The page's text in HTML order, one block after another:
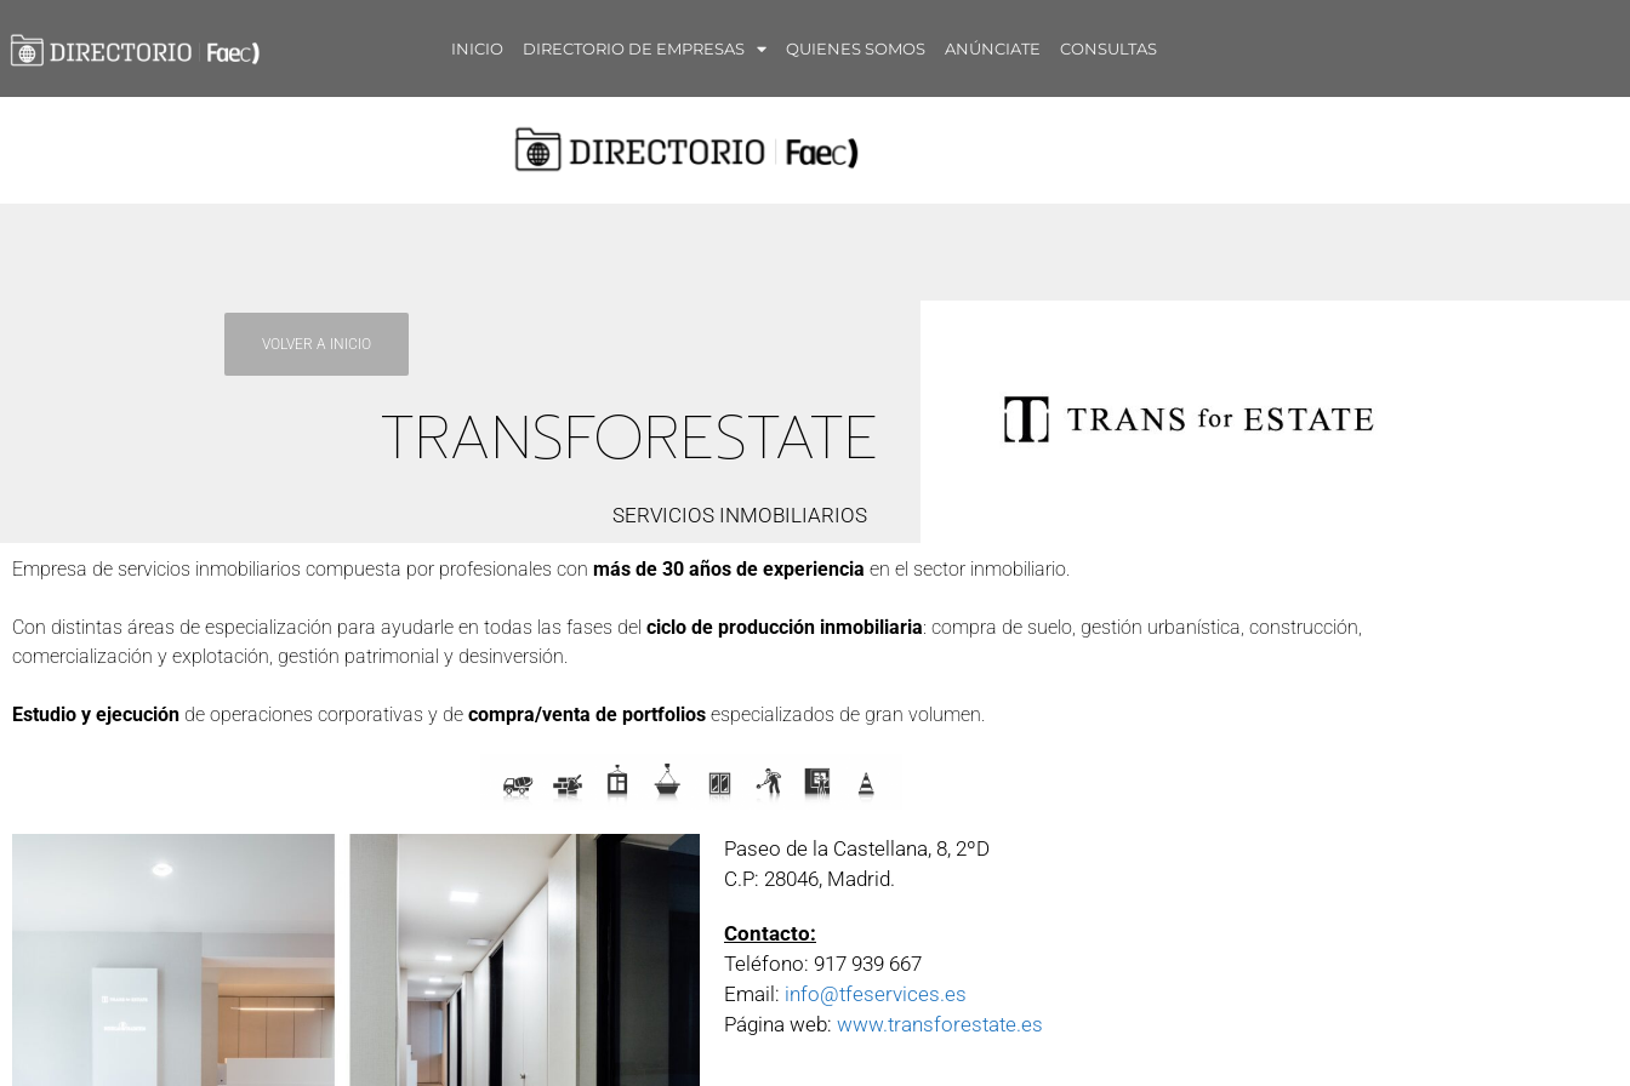
INICIO DIRECTORIO DE EMPRESAS QUIENES SOMOS ANÚNCIATE CONSULTAS
VOLVER A INICIO
TRANSFORESTATE
SERVICIOS INMOBILIARIOS
Empresa de servicios inmobiliarios compuesta por profesionales con más de 30 años de experiencia en el sector inmobiliario.
Con distintas áreas de especialización para ayudarle en todas las fases del ciclo de producción inmobiliaria: compra de suelo, gestión urbanística, construcción,
comercialización y explotación, gestión patrimonial y desinversión.
Estudio y ejecución de operaciones corporativas y de compra/venta de portfolios especializados de gran volumen.
Paseo de la Castellana, 8, 2ºD
C.P: 28046, Madrid.
Contacto:
Teléfono: 917 939 667
Email: info@tfeservices.es
Página web: www.transforestate.es